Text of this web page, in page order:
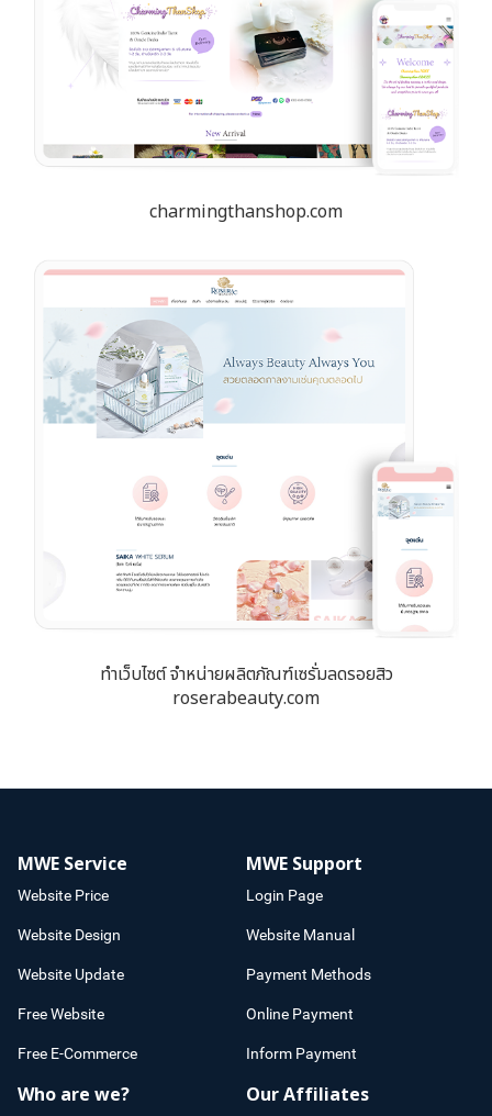
charmingthanshop.com
ทำเว็บไซต์ จำหน่ายผลิตภัณฑ์เซรั่มลดรอยสิว
roserabeauty.com
MWE Service
Website Price
Website Design
Website Update
Free Website
Free E-Commerce
MWE Support
Login Page
Website Manual
Payment Methods
Online Payment
Inform Payment
Who are we? Our Affiliates